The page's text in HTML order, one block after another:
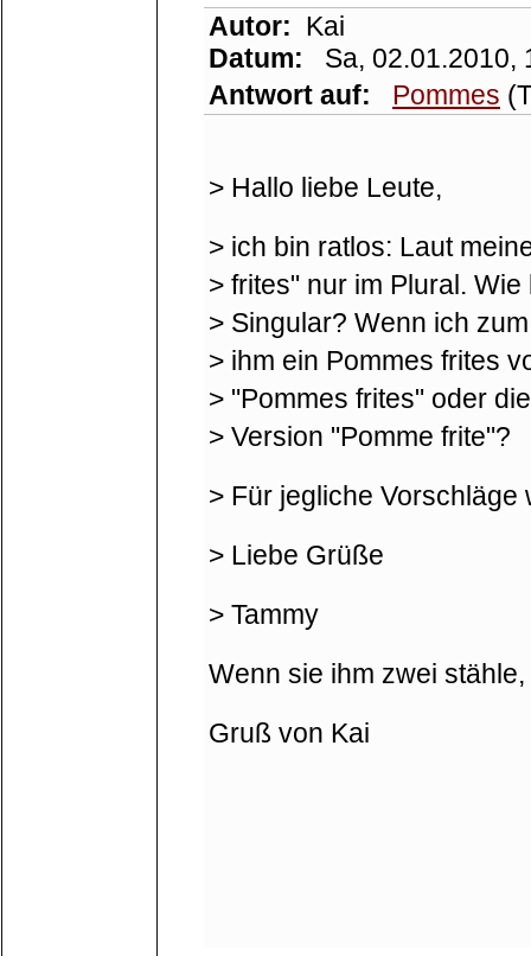
Autor: Kai
Datum:
Sa, 02.01.2010,
Antwort auf:
Pommes
> Hallo liebe Leute,
> ich bin ratlos: Laut
> frites" nur im Plural.
> Singular? Wenn ich
> ihm ein Pommes frites
> "Pommes frites" oder
> Version "Pomme frite"?
> Für jegliche Vorschläge
> Liebe Grüße
> Tammy
Wenn sie ihm zwei
Gruß von Kai